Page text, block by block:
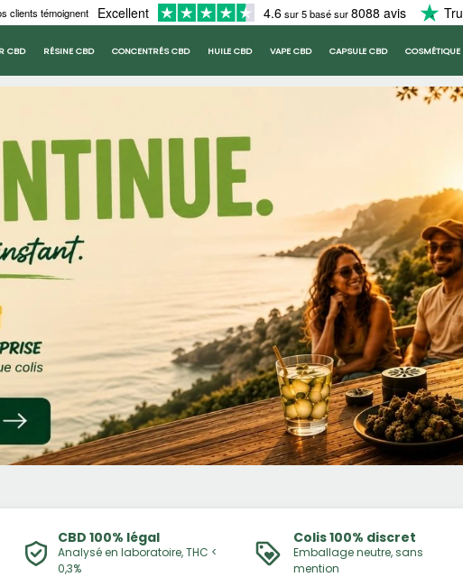
clients témoignent Excellent 4.6sur 5 basé sur8088 avis
CBD RÉSINE CBD CONCENTRÉS CBD HUILE CBD VAPE CBD CAPSULE CBD COSMÉTIQUE
CBD 100% légal
Analysé en laboratoire, THC <
0,3%
Colis 100% discret
Emballage neutre, sans
mention